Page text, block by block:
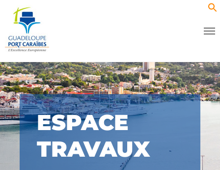
ESPACE
TRAVAUX